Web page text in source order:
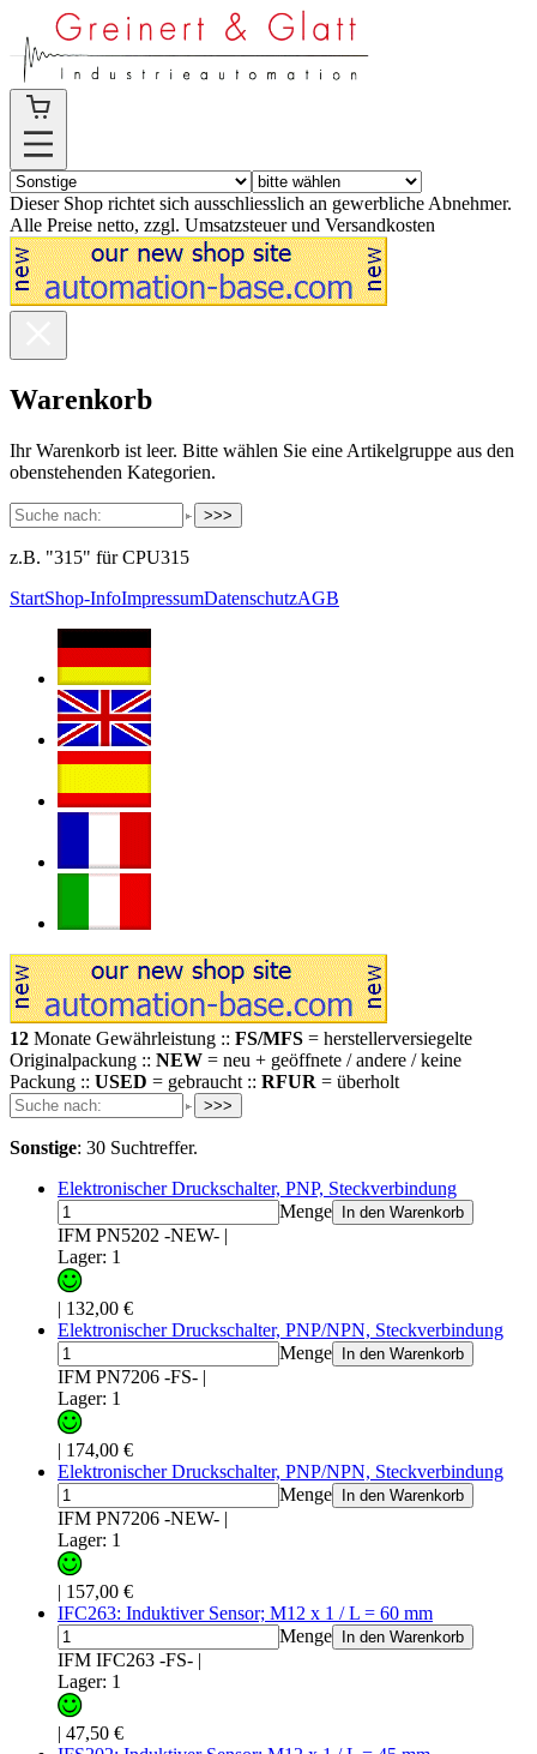
Dieser Shop richtet sich ausschliesslich an gewerbliche Abnehmer.
Alle Preise netto, zzgl. Umsatzsteuer und Versandkosten
Warenkorb
Ihr Warenkorb ist leer. Bitte wählen Sie eine Artikelgruppe aus den
obenstehenden Kategorien.
>>>
z.B. "315" für CPU315
StartShop-InfoImpressumDatenschutzAGB
12 Monate Gewährleistung :: FS/MFS = herstellerversiegelte
Originalpackung :: NEW = neu + geöffnete / andere / keine
Packung :: USED = gebraucht :: RFUR = überholt
>>>
Sonstige: 30 Suchtreffer.
Elektronischer Druckschalter, PNP, Steckverbindung
Menge
In den Warenkorb
IFM PN5202 -NEW- |
Lager: 1
| 132,00 €
Elektronischer Druckschalter, PNP/NPN, Steckverbindung
Menge
In den Warenkorb
IFM PN7206 -FS- |
Lager: 1
| 174,00 €
Elektronischer Druckschalter, PNP/NPN, Steckverbindung
Menge
In den Warenkorb
IFM PN7206 -NEW- |
Lager: 1
| 157,00 €
IFC263: Induktiver Sensor; M12 x 1 / L = 60 mm
Menge
In den Warenkorb
IFM IFC263 -FS- |
Lager: 1
| 47,50 €